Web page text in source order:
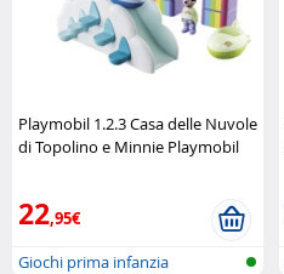
Playmobil 1.2.3 Casa delle Nuvole
di Topolino e Minnie Playmobil
22,95€
Giochi prima infanzia